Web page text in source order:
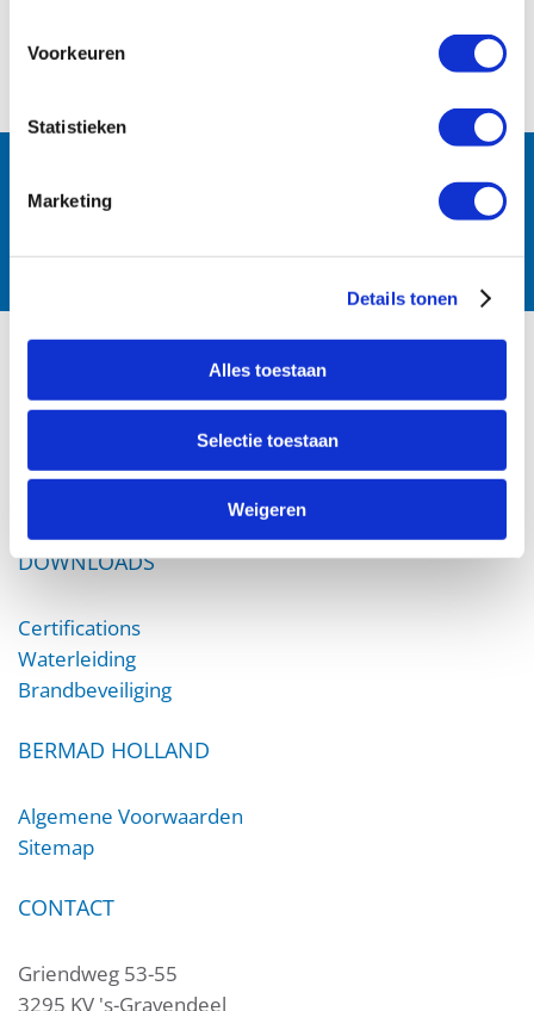
Voorkeuren
Statistieken
Marketing
Details tonen
Alles toestaan
Selectie toestaan
Weigeren
Waterworks
DOWNLOADS
Certifications
Waterleiding
Brandbeveiliging
BERMAD HOLLAND
Algemene Voorwaarden
Sitemap
CONTACT
Griendweg 53-55
3295 KV 's-Gravendeel